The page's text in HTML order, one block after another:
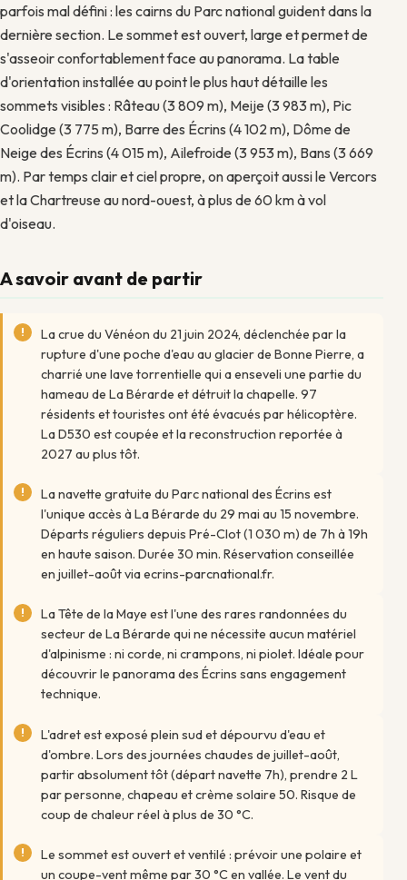
parfois mal défini : les cairns du Parc national guident dans la
dernière section. Le sommet est ouvert, large et permet de
s'asseoir confortablement face au panorama. La table
d'orientation installée au point le plus haut détaille les
sommets visibles : Râteau (3 809 m), Meije (3 983 m), Pic
Coolidge (3 775 m), Barre des Écrins (4 102 m), Dôme de
Neige des Écrins (4 015 m), Ailefroide (3 953 m), Bans (3 669
m). Par temps clair et ciel propre, on aperçoit aussi le Vercors
et la Chartreuse au nord-ouest, à plus de 60 km à vol
d'oiseau.
A savoir avant de partir
La crue du Vénéon du 21 juin 2024, déclenchée par la
rupture d'une poche d'eau au glacier de Bonne Pierre, a
charrié une lave torrentielle qui a enseveli une partie du
hameau de La Bérarde et détruit la chapelle. 97
résidents et touristes ont été évacués par hélicoptère.
La D530 est coupée et la reconstruction reportée à
2027 au plus tôt.
La navette gratuite du Parc national des Écrins est
l'unique accès à La Bérarde du 29 mai au 15 novembre.
Départs réguliers depuis Pré-Clot (1 030 m) de 7h à 19h
en haute saison. Durée 30 min. Réservation conseillée
en juillet-août via ecrins-parcnational.fr.
La Tête de la Maye est l'une des rares randonnées du
secteur de La Bérarde qui ne nécessite aucun matériel
d'alpinisme : ni corde, ni crampons, ni piolet. Idéale pour
découvrir le panorama des Écrins sans engagement
technique.
L'adret est exposé plein sud et dépourvu d'eau et
d'ombre. Lors des journées chaudes de juillet-août,
partir absolument tôt (départ navette 7h), prendre 2 L
par personne, chapeau et crème solaire 50. Risque de
coup de chaleur réel à plus de 30 °C.
Le sommet est ouvert et ventilé : prévoir une polaire et
un coupe-vent même par 30 °C en vallée. Le vent du